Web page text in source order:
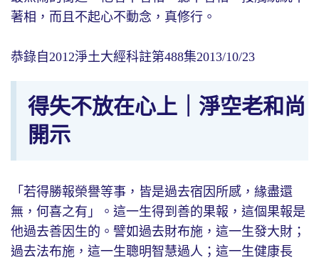
著相，而且不起心不動念，真修行。
恭錄自2012淨土大經科註第488集2013/10/23
得失不放在心上｜淨空老和尚
開示
「若得勝報榮譽等事，皆是過去宿因所感，緣盡還
無，何喜之有」。這一生得到善的果報，這個果報是
他過去善因生的。譬如過去財布施，這一生發大財；
過去法布施，這一生聰明智慧過人；這一生健康長